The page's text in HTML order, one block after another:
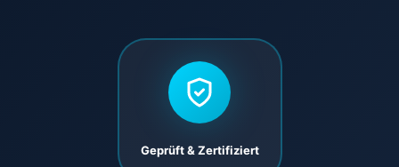
Geprüft & Zertifiziert